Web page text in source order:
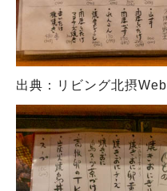
出典：リビング北摂Web